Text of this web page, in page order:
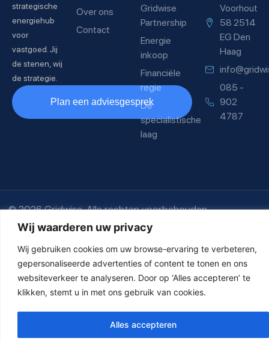
Wij waarderen uw privacy
Wij gebruiken cookies om uw browse-ervaring te verbeteren,
gepersonaliseerde advertenties of content te tonen en ons
websiteverkeer te analyseren. Door op ‘Alles accepteren’ te
klikken, stemt u in met ons gebruik van cookies.
Alles accepteren
strategische
energiehub
voor
vastgoed. Jij
de stenen, wij
de strategie.
Plan een adviesgesprek
Over ons
Contact
Gridwise
Partnership
Energie
inkoop
Financiële
regie
De
specialistische
laag
Voorhout
58 2514
EG Den
Haag
085 -
902
4787
Ontwikkeld door ZETWEE
© 2026 Gridwise. Alle rechten voorbehouden.